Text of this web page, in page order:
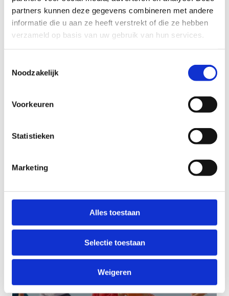
partners kunnen deze gegevens combineren met andere
informatie die u aan ze heeft verstrekt of die ze hebben
verzameld op basis van uw gebruik van hun services.
Noodzakelijk
Voorkeuren
Statistieken
Marketing
Alles toestaan
Selectie toestaan
Weigeren
Openwaterzwembad